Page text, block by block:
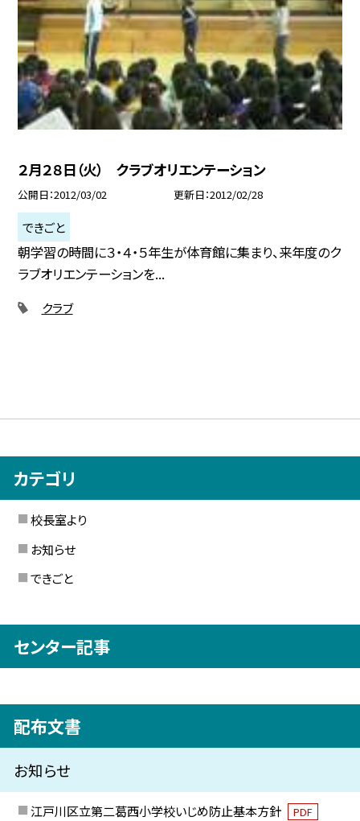
２月２８日（火） クラブオリエンテーション
公開日 2012/03/02 更新日 2012/02/28
できごと
朝学習の時間に３・４・５年生が体育館に集まり、来年度のク
ラブオリエンテーションを...
クラブ
カテゴリ
校長室より
お知らせ
できごと
センター記事
配布文書
お知らせ
江戸川区立第二葛西小学校いじめ防止基本方針 PDF